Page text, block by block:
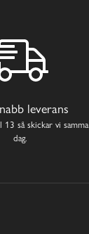
leverans
13 så skickar vi samma
dag.